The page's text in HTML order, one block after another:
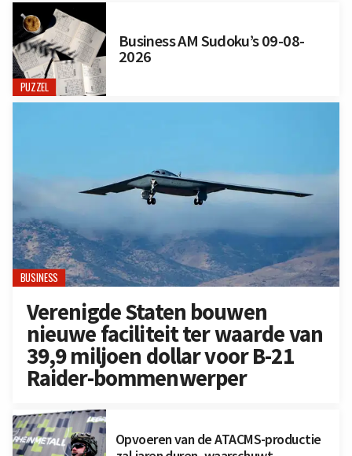
PUZZEL
Business AM Sudoku’s 09-08-
2026
BUSINESS
Verenigde Staten bouwen
nieuwe faciliteit ter waarde van
39,9 miljoen dollar voor B-21
Raider-bommenwerper
Opvoeren van de ATACMS-productie